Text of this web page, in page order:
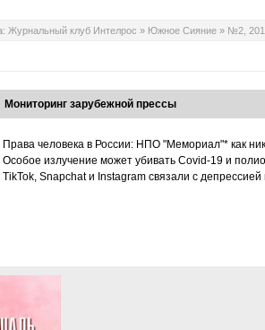
Журнальный клуб Интелрос » Южное Сияние » №2,
Мониторинг зарубежной прессы
Права человека в России: НПО "Мемориал"* как
Особое излучение может убивать Covid-19 и
TikTok, Snapchat и Instagram связали с